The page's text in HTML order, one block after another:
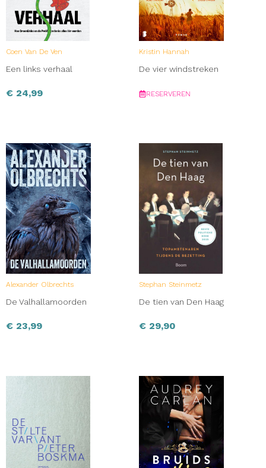
Coen Van De Ven
Een links verhaal
€ 24,99
Kristin Hannah
De vier windstreken
RESERVEREN
Alexander Olbrechts
De Valhallamoorden
€ 23,99
Stephan Steinmetz
De tien van Den Haag
€ 29,90